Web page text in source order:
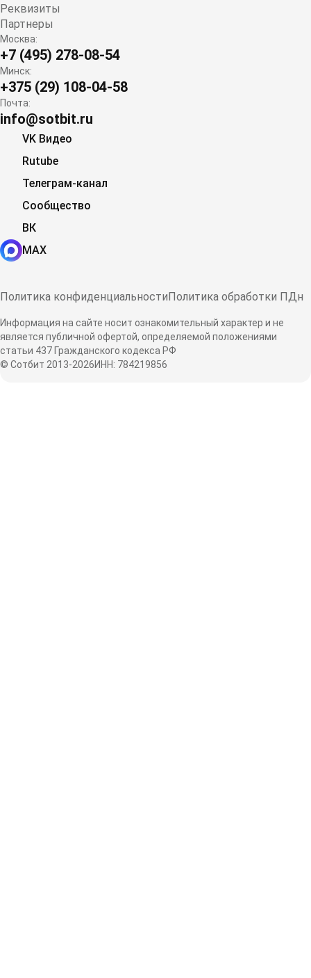
Реквизиты
Партнеры
Москва:
+7 (495) 278-08-54
Минск:
+375 (29) 108-04-58
Почта:
info@sotbit.ru
VK Видео
Rutube
Телеграм-канал
Сообщество
ВК
MAX
Политика конфиденциальностиПолитика обработки ПДн
Информация на сайте носит ознакомительный характер и не
является публичной офертой, определяемой положениями
статьи 437 Гражданского кодекса РФ
© Сотбит 2013-2026ИНН: 784219856